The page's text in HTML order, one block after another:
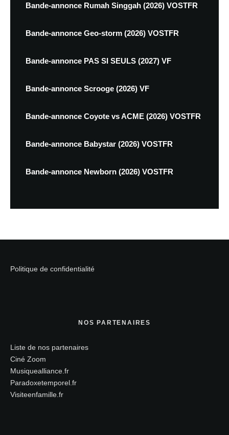
Bande-annonce Rumah Singgah (2026) VOSTFR
Bande-annonce Geo-storm (2026) VOSTFR
Bande-annonce PAS SI SEULS (2027) VF
Bande-annonce Scrooge (2026) VF
Bande-annonce Coyote vs ACME (2026) VOSTFR
Bande-annonce Babystar (2026) VOSTFR
Bande-annonce Newborn (2026) VOSTFR
Politique de confidentialité
NOS PARTENAIRES
Liste de nos partenaires
Ciné Zoom
Musiquealliance.fr
Paradoxetemporel.fr
Visiteenfamille.fr